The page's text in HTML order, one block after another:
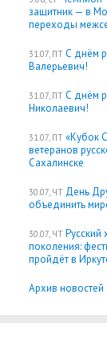
защитник — в
переходы
31.07, ПТ С днём
Валерьевич!
31.07, ПТ С днём
Николаевич!
31.07, ПТ «Кубок
ветеранов
Сахалинске
30.07, ЧТ День
объединить
30.07, ЧТ Русский
поколения:
пройдёт в
Архив новостей